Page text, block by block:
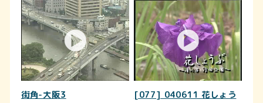
街角-大阪3
[077] 040611 花しょう